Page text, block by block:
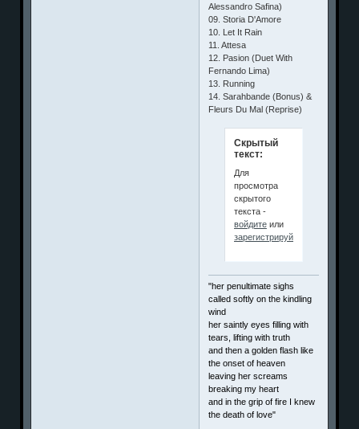
Alessandro Safina)
09. Storia D'Amore
10. Let It Rain
11. Attesa
12. Pasion (Duet With
Fernando Lima)
13. Running
14. Sarahbande (Bonus) &
Fleurs Du Mal (Reprise)
Скрытый
текст:
Для
просмотра
скрытого
текста -
войдитеили
зарегистрируйтесь
"her penultimate sighs
called softly on the kindling
wind
her saintly eyes filling with
tears, lifting with truth
and then a golden flash like
the onset of heaven
leaving her screams
breaking my heart
and in the grip of fire I knew
the death of love"